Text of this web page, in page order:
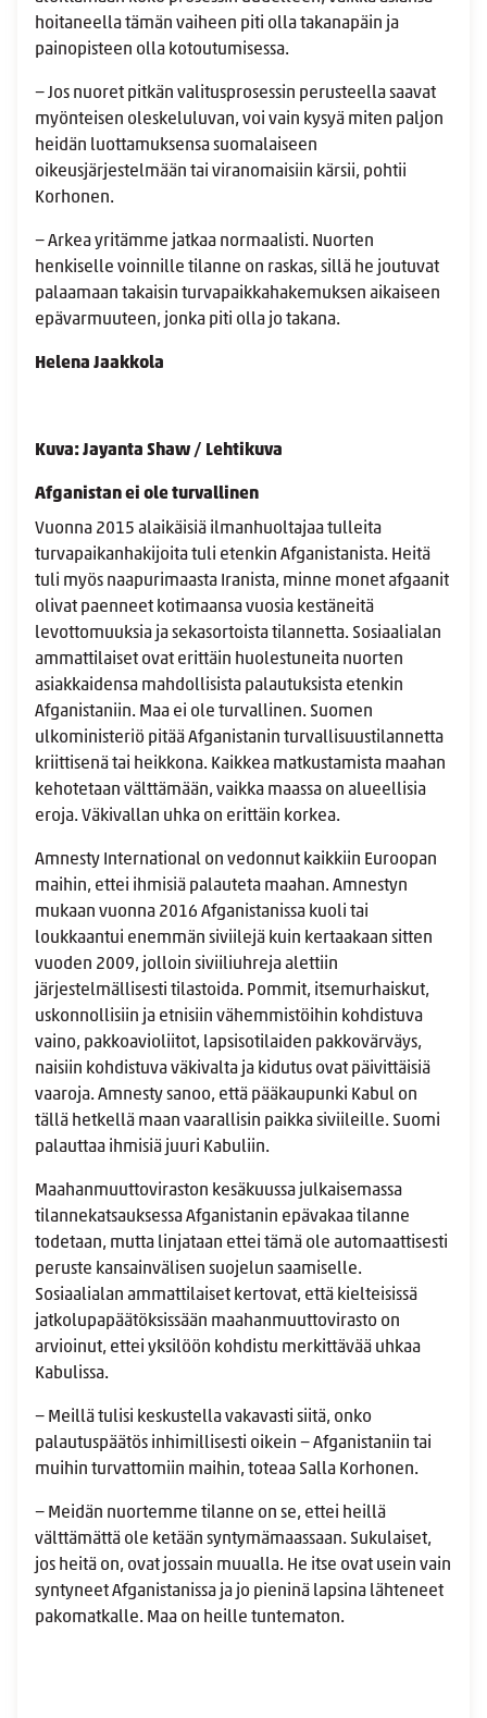
hoitaneella tämän vaiheen piti olla takanapäin ja
painopisteen olla kotoutumisessa.
− Jos nuoret pitkän valitusprosessin perusteella saavat
myönteisen oleskeluluvan, voi vain kysyä miten paljon
heidän luottamuksensa suomalaiseen
oikeusjärjestelmään tai viranomaisiin kärsii, pohtii
Korhonen.
− Arkea yritämme jatkaa normaalisti. Nuorten
henkiselle voinnille tilanne on raskas, sillä he joutuvat
palaamaan takaisin turvapaikkahakemuksen aikaiseen
epävarmuuteen, jonka piti olla jo takana.
Helena Jaakkola
Kuva: Jayanta Shaw / Lehtikuva
Afganistan ei ole turvallinen
Vuonna 2015 alaikäisiä ilmanhuoltajaa tulleita
turvapaikanhakijoita tuli etenkin Afganistanista. Heitä
tuli myös naapurimaasta Iranista, minne monet afgaanit
olivat paenneet kotimaansa vuosia kestäneitä
levottomuuksia ja sekasortoista tilannetta. Sosiaalialan
ammattilaiset ovat erittäin huolestuneita nuorten
asiakkaidensa mahdollisista palautuksista etenkin
Afganistaniin. Maa ei ole turvallinen. Suomen
ulkoministeriö pitää Afganistanin turvallisuustilannetta
kriittisenä tai heikkona. Kaikkea matkustamista maahan
kehotetaan välttämään, vaikka maassa on alueellisia
eroja. Väkivallan uhka on erittäin korkea.
Amnesty International on vedonnut kaikkiin Euroopan
maihin, ettei ihmisiä palauteta maahan. Amnestyn
mukaan vuonna 2016 Afganistanissa kuoli tai
loukkaantui enemmän siviilejä kuin kertaakaan sitten
vuoden 2009, jolloin siviiliuhreja alettiin
järjestelmällisesti tilastoida. Pommit, itsemurhaiskut,
uskonnollisiin ja etnisiin vähemmistöihin kohdistuva
vaino, pakkoavioliitot, lapsisotilaiden pakkovärväys,
naisiin kohdistuva väkivalta ja kidutus ovat päivittäisiä
vaaroja. Amnesty sanoo, että pääkaupunki Kabul on
tällä hetkellä maan vaarallisin paikka siviileille. Suomi
palauttaa ihmisiä juuri Kabuliin.
Maahanmuuttoviraston kesäkuussa julkaisemassa
tilannekatsauksessa Afganistanin epävakaa tilanne
todetaan, mutta linjataan ettei tämä ole automaattisesti
peruste kansainvälisen suojelun saamiselle.
Sosiaalialan ammattilaiset kertovat, että kielteisissä
jatkolupapäätöksissään maahanmuuttovirasto on
arvioinut, ettei yksilöön kohdistu merkittävää uhkaa
Kabulissa.
− Meillä tulisi keskustella vakavasti siitä, onko
palautuspäätös inhimillisesti oikein − Afganistaniin tai
muihin turvattomiin maihin, toteaa Salla Korhonen.
− Meidän nuortemme tilanne on se, ettei heillä
välttämättä ole ketään syntymämaassaan. Sukulaiset,
jos heitä on, ovat jossain muualla. He itse ovat usein vain
syntyneet Afganistanissa ja jo pieninä lapsina lähteneet
pakomatkalle. Maa on heille tuntematon.